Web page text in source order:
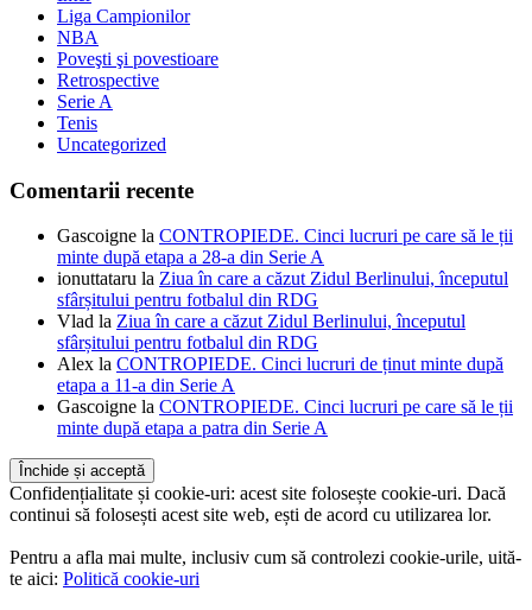
Liga Campionilor
NBA
Poveşti şi povestioare
Retrospective
Serie A
Tenis
Uncategorized
Comentarii recente
Gascoigne la CONTROPIEDE. Cinci lucruri pe care să le ții
minte după etapa a 28-a din Serie A
ionuttataru la Ziua în care a căzut Zidul Berlinului, începutul
sfârșitului pentru fotbalul din RDG
Vlad la Ziua în care a căzut Zidul Berlinului, începutul
sfârșitului pentru fotbalul din RDG
Alex la CONTROPIEDE. Cinci lucruri de ținut minte după
etapa a 11-a din Serie A
Gascoigne la CONTROPIEDE. Cinci lucruri pe care să le ții
minte după etapa a patra din Serie A
Confidențialitate și cookie-uri: acest site folosește cookie-uri. Dacă
continui să folosești acest site web, ești de acord cu utilizarea lor.
Pentru a afla mai multe, inclusiv cum să controlezi cookie-urile, uită-
te aici: Politică cookie-uri